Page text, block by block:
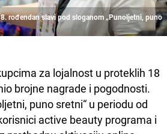
rođendan slavi pod sloganom „Punoljetni, puno
za lojalnost u proteklih 18
brojne nagrade i pogodnosti.
puno sretni“ u periodu od
active beauty programa i